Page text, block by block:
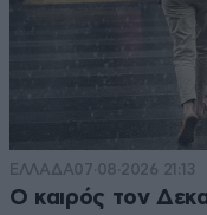
ΕΛΛΑΔΑ07·08·2026 21:13
Ο καιρός τον